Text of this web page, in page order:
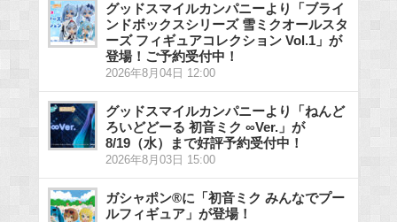
グッドスマイルカンパニーより「ブライ
ンドボックスシリーズ 雪ミクオールスタ
ーズ フィギュアコレクション Vol.1」が
登場！ご予約受付中！
2026年8月04日 12:00
グッドスマイルカンパニーより「ねんど
ろいどどーる 初音ミク ∞Ver.」が
8/19（水）まで好評予約受付中！
2026年8月03日 15:00
ガシャポン®に「初音ミク みんなでプー
ルフィギュア」が登場！